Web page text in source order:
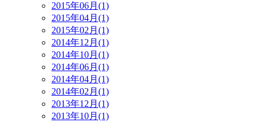
2015年06月(1)
2015年04月(1)
2015年02月(1)
2014年12月(1)
2014年10月(1)
2014年06月(1)
2014年04月(1)
2014年02月(1)
2013年12月(1)
2013年10月(1)